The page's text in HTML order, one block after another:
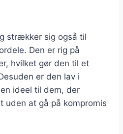
strækker sig også til
Den er rig på
hvilket gør den til et
er den lav i
ideel til dem, der
uden at gå på kompromis